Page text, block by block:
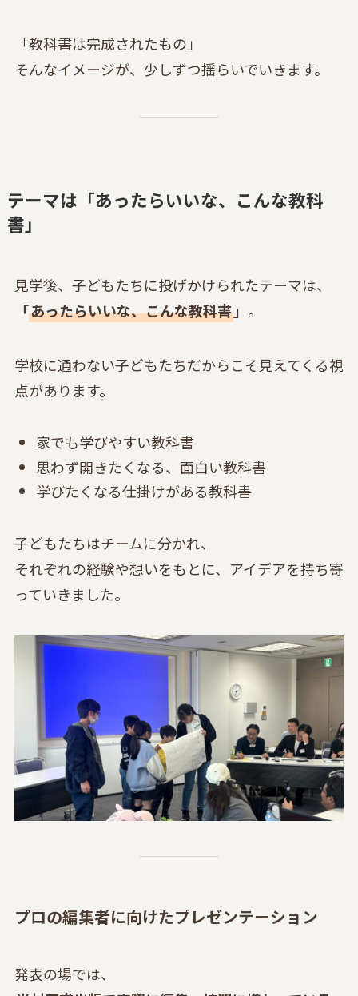
「教科書は完成されたもの」
そんなイメージが、少しずつ揺らいでいきます。
テーマは「あったらいいな、こんな教科
書」
見学後、子どもたちに投げかけられたテーマは、
「あったらいいな、こんな教科書」 。
学校に通わない子どもたちだからこそ見えてくる視
点があります。
家でも学びやすい教科書
思わず開きたくなる、面白い教科書
学びたくなる仕掛けがある教科書
子どもたちはチームに分かれ、
それぞれの経験や想いをもとに、アイデアを持ち寄
っていきました。
プロの編集者に向けたプレゼンテーション
発表の場では、